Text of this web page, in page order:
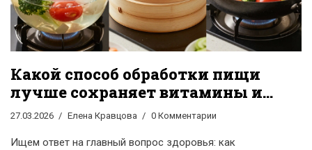
Какой способ обработки пищи
лучше сохраняет витамины и
минералы?
27.03.2026 Елена Кравцова 0 Комментарии
Ищем ответ на главный вопрос здоровья: как